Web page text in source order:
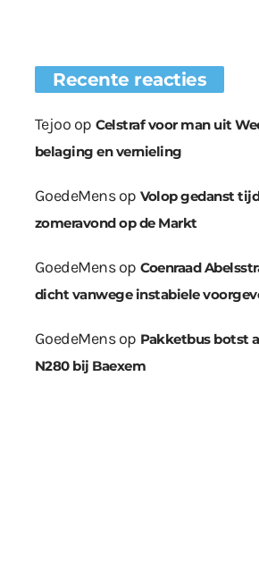
Recente reacties
Tejoo op Celstraf voor man uit
belaging en vernieling
GoedeMensop Volop gedanst
zomeravond op de Markt
GoedeMensop Coenraad
dicht vanwege instabiele
GoedeMensop Pakketbus botst
N280 bij Baexem